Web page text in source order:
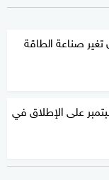
صناعة الطاقة
على الإطلاق في